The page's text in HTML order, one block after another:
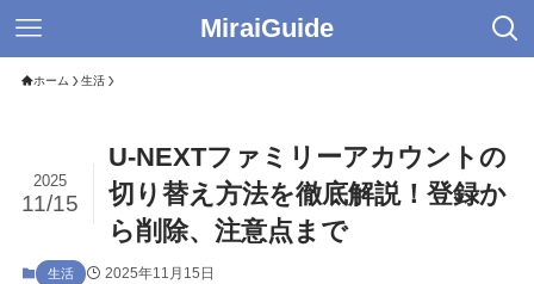
MiraiGuide
ホーム 生活
U-NEXTファミリーアカウントの
切り替え方法を徹底解説！登録か
ら削除、注意点まで
2025
11/15
生活 2025年11月15日